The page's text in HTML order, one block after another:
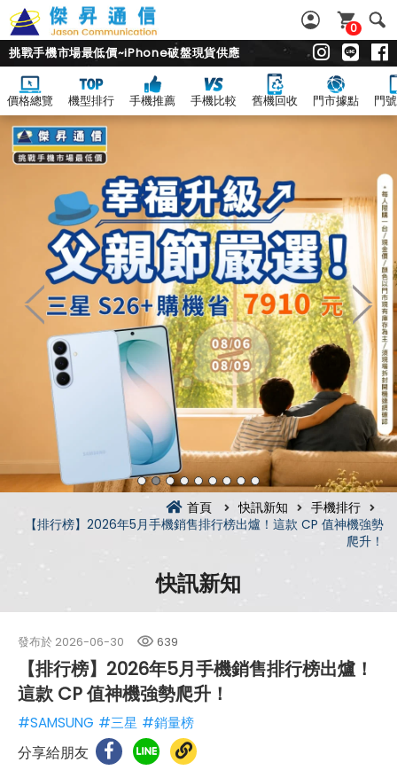
0
挑戰手機市場最低價~iPhone破盤現貨供應
價格總覽 機型排行 手機推薦 手機比較 舊機回收 門市據點 門
首頁 快訊新知
手機排行
【排行榜】2026年5月手機銷售排行榜出爐！這款 CP 值神機強勢
爬升！
快訊新知
發布於 2026-06-30 639
【排行榜】2026年5月手機銷售排行榜出爐！
這款 CP 值神機強勢爬升！
#SAMSUNG #三星 #銷量榜
分享給朋友